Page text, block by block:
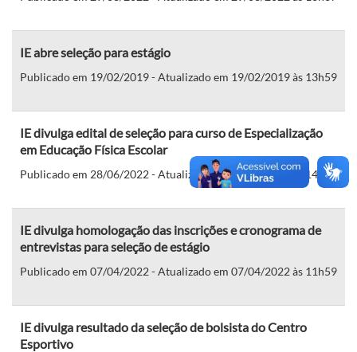
IE abre seleção para estágio
Publicado em 19/02/2019 - Atualizado em 19/02/2019 às 13h59
IE divulga edital de seleção para curso de Especialização
em Educação Física Escolar
Publicado em 28/06/2022 - Atualizado em 28/06/2022 às 14h33
IE divulga homologação das inscrições e cronograma de
entrevistas para seleção de estágio
Publicado em 07/04/2022 - Atualizado em 07/04/2022 às 11h59
IE divulga resultado da seleção de bolsista do Centro
Esportivo